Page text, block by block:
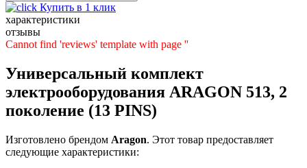
Купить в 1 клик
характеристики
отзывы
Cannot find 'reviews' template with page ''
Универсальный комплект
электрооборудования ARAGON 513, 2
поколение (13 PINS)
Изготовлено брендом Aragon. Этот товар предоставляет
следующие характеристики: